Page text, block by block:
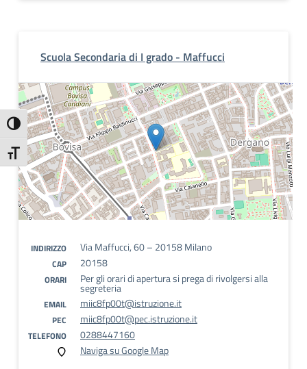
Attiva/disattiva alto contrasto
Attiva/disattiva dimensione testo
Scuola Secondaria di I grado - Maffucci
INDIRIZZO Via Maffucci, 60 – 20158 Milano
CAP 20158
ORARI Per gli orari di apertura si prega di rivolgersi alla
segreteria
EMAIL miic8fp00t@istruzione.it
PEC miic8fp00t@pec.istruzione.it
TELEFONO
0288447160
Naviga su Google Map